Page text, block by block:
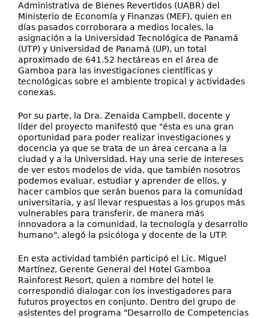
Administrativa de Bienes Revertidos (UABR) del
Ministerio de Economía y Finanzas (MEF), quien en
días pasados corroborara a medios locales, la
asignación a la Universidad Tecnológica de Panamá
(UTP) y Universidad de Panamá (UP), un total
aproximado de 641.52 hectáreas en el área de
Gamboa para las investigaciones científicas y
tecnológicas sobre el ambiente tropical y actividades
conexas.
Por su parte, la Dra. Zenaida Campbell, docente y
líder del proyecto manifestó que "ésta es una gran
oportunidad para poder realizar investigaciones y
docencia ya que se trata de un área cercana a la
ciudad y a la Universidad. Hay una serie de intereses
de ver estos modelos de vida, que también nosotros
podemos evaluar, estudiar y aprender de ellos, y
hacer cambios que serán buenos para la comunidad
universitaria, y así llevar respuestas a los grupos más
vulnerables para transferir, de manera más
innovadora a la comunidad, la tecnología y desarrollo
humano", alegó la psicóloga y docente de la UTP.
En esta actividad también participó el Lic. Miguel
Martínez, Gerente General del Hotel Gamboa
Rainforest Resort, quien a nombre del hotel le
correspondió dialogar con los investigadores para
futuros proyectos en conjunto. Dentro del grupo de
asistentes del programa "Desarrollo de Competencias